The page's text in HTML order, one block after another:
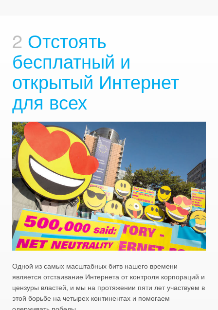
2 Отстоять
бесплатный и
открытый Интернет
для всех
Одной из самых масштабных битв нашего времени
является отстаивание Интернета от контроля корпораций и
цензуры властей, и мы на протяжении пяти лет участвуем в
этой борьбе на четырех континентах и помогаем